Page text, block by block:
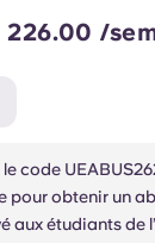
Español
Deutsch
226.00 /
code
pour obtenir un
aux étudiants de